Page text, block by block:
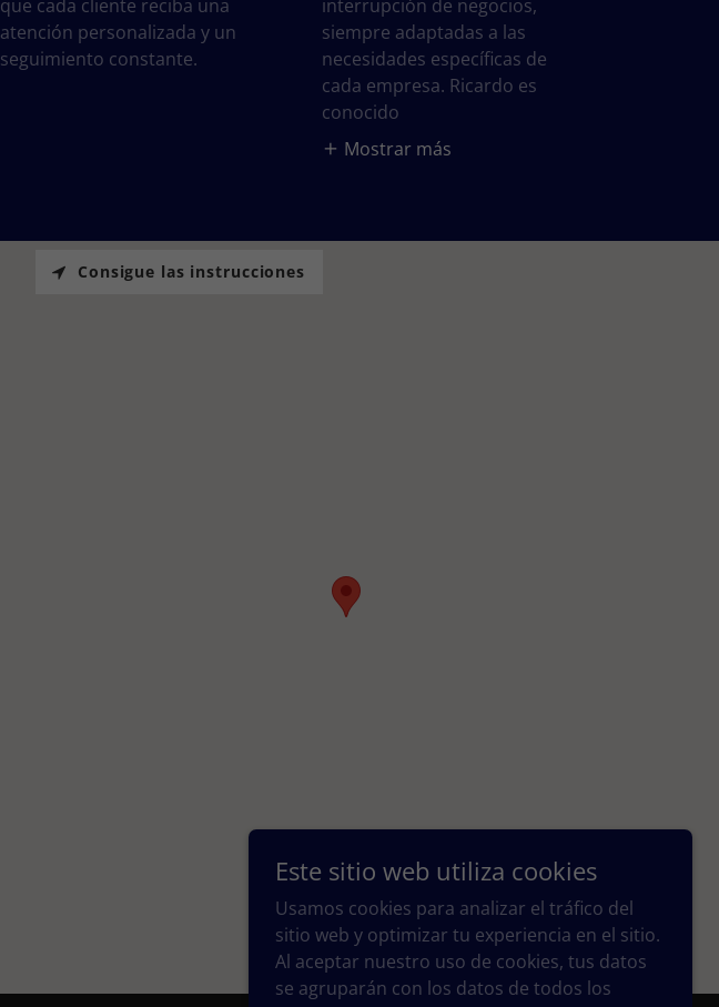
que cada cliente reciba una
atención personalizada y un
seguimiento constante.
interrupción de negocios,
siempre adaptadas a las
necesidades específicas de
cada empresa. Ricardo es
conocido
Mostrar más
Consigue las instrucciones
Este sitio web utiliza cookies
Usamos cookies para analizar el tráfico del
sitio web y optimizar tu experiencia en el sitio.
Al aceptar nuestro uso de cookies, tus datos
se agruparán con los datos de todos los